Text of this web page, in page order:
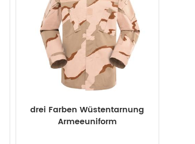
Niveau II.
drei Farben Wüstentarnung
Armeeuniform